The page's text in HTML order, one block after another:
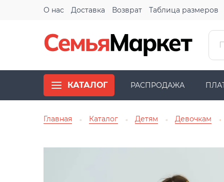
О нас Доставка Возврат Таблица размеров
КАТАЛОГ РАСПРОДАЖА
Главная → Каталог → Детям → Девочкам →